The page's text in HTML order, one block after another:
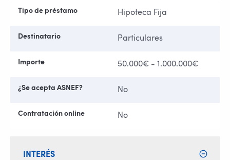
Tipo de préstamo Hipoteca Fija
Destinatario Particulares
Importe 50.000€ - 1.000.000€
¿Se acepta ASNEF? No
Contratación online No
INTERÉS